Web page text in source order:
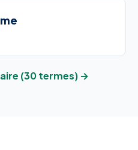
(30 termes) →